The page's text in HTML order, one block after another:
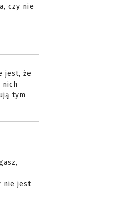
czy nie
jest, że
tym
nie jest